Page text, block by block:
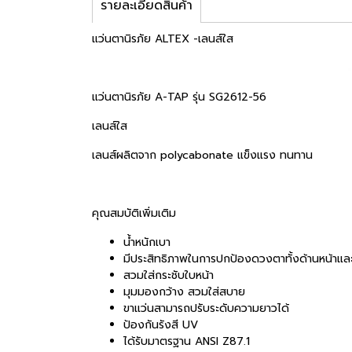
รายละเอียดสินค้า
แว่นตานิรภัย ALTEX -เลนส์ใส
แว่นตานิรภัย A-TAP รุ่น SG2612-56
เลนส์ใส
เลนส์ผลิตจาก polycabonate แข็งแรง ทนทาน
คุณสมบัติเพิ่มเติม
น้ำหนักเบา
มีประสิทธิภาพในการปกป้องดวงตาทั้งด้านหน้าแล
สวมใส่กระชับใบหน้า
มุมมองกว้าง สวมใส่สบาย
ขาแว่นสามารถปรับระดับความยาวได้
ป้องกันรังสี UV
ได้รับมาตรฐาน ANSI Z87.1